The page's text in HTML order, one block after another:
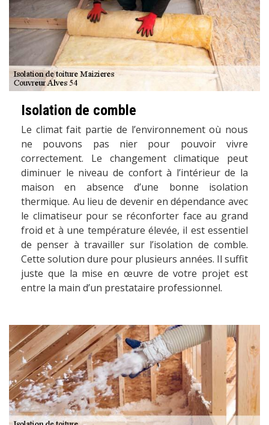
Isolation de comble
Le climat fait partie de l’environnement où nous
ne pouvons pas nier pour pouvoir vivre
correctement. Le changement climatique peut
diminuer le niveau de confort à l’intérieur de la
maison en absence d’une bonne isolation
thermique. Au lieu de devenir en dépendance avec
le climatiseur pour se réconforter face au grand
froid et à une température élevée, il est essentiel
de penser à travailler sur l’isolation de comble.
Cette solution dure pour plusieurs années. Il suffit
juste que la mise en œuvre de votre projet est
entre la main d’un prestataire professionnel.